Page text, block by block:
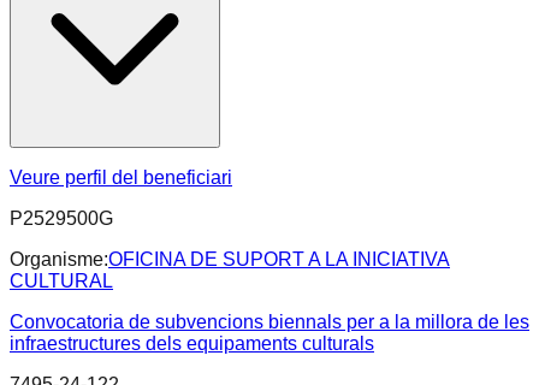
Veure perfil del beneficiari
P2529500G
Organisme:OFICINA DE SUPORT A LA INICIATIVA
CULTURAL
Convocatoria de subvencions biennals per a la millora de les
infraestructures dels equipaments culturals